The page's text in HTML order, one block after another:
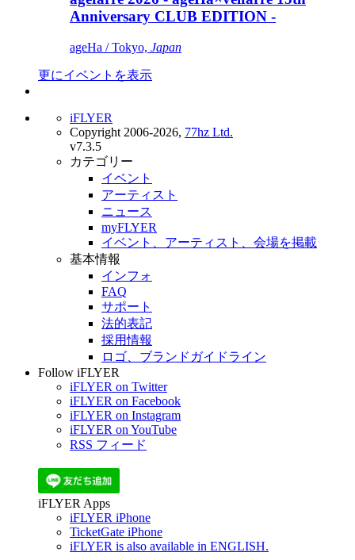
Anniversary CLUB EDITION -
ageHa / Tokyo, Japan
更にイベントを表示
iFLYER
Copyright 2006-2026, 77hz Ltd.
v7.3.5
カテゴリー
イベント
アーティスト
ニュース
myFLYER
イベント、アーティスト、会場を掲載
基本情報
インフォ
FAQ
サポート
法的表記
採用情報
ロゴ、ブランドガイドライン
Follow iFLYER
iFLYER on Twitter
iFLYER on Facebook
iFLYER on Instagram
iFLYER on YouTube
RSS フィード
iFLYER Apps
iFLYER iPhone
TicketGate iPhone
iFLYER is also available in ENGLISH.